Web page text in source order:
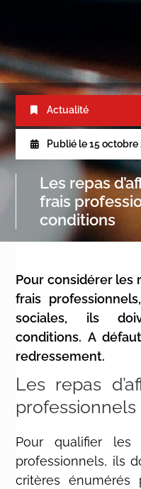
Actualité
Publié le 15 octobre
Les repas
frais
conditions
Pour considérer les
frais
sociales, ils
conditions. A
redressement.
Les repas
professionnels
Pour qualifier les
professionnels, ils
critères